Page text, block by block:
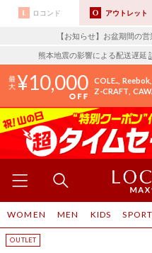
ロコンド アウトレット
【お知らせ】お盆期間の
熊本地震の影響による配送遅延
10,000 COLE.. Reebok
Z-CRAFT
WOMEN MEN KIDS